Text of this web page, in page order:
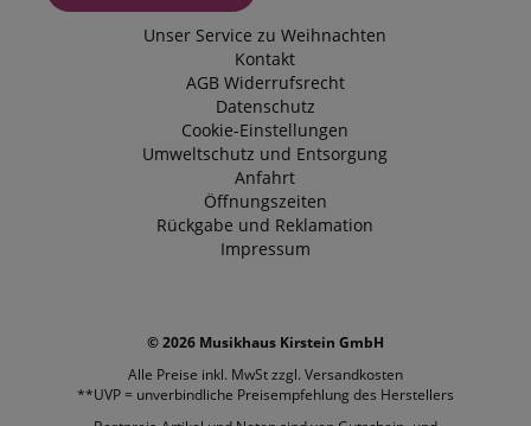
Unser Service zu Weihnachten
Kontakt
AGB Widerrufsrecht
Datenschutz
Cookie-Einstellungen
Umweltschutz und Entsorgung
Anfahrt
Öffnungszeiten
Rückgabe und Reklamation
Impressum
© 2026 Musikhaus Kirstein GmbH
Alle Preise inkl. MwSt zzgl. Versandkosten
**UVP = unverbindliche Preisempfehlung des Herstellers